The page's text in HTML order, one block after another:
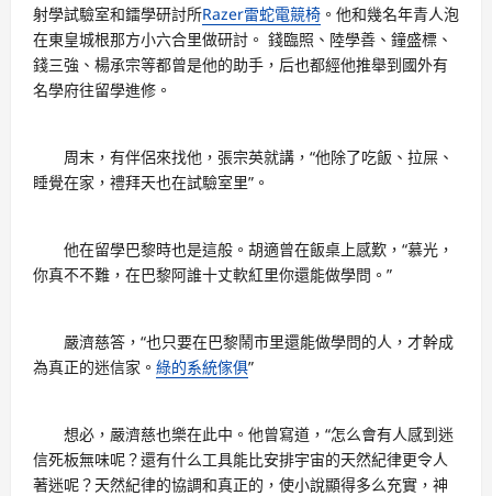
射學試驗室和鐳學研討所Razer雷蛇電競椅 。他和幾名年青人泡
在東皇城根那方小六合里做研討。 錢臨照、陸學善、鐘盛標、
錢三強、楊承宗等都曾是他的助手，后也都經他推舉到國外有
名學府往留學進修。
周末，有伴侶來找他，張宗英就講，“他除了吃飯、拉屎、
睡覺在家，禮拜天也在試驗室里”。
他在留學巴黎時也是這般。胡適曾在飯桌上感歎，“慕光，
你真不不難，在巴黎阿誰十丈軟紅里你還能做學問。”
嚴濟慈答，“也只要在巴黎鬧市里還能做學問的人，才幹成
為真正的迷信家。 綠的系統傢俱”
想必，嚴濟慈也樂在此中。他曾寫道，“怎么會有人感到迷
信死板無味呢？還有什么工具能比安排宇宙的天然紀律更令人
著迷呢？天然紀律的協調和真正的，使小說顯得多么充實，神